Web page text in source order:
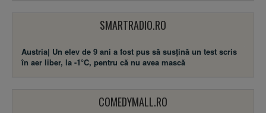
SMARTRADIO.RO
Austria| Un elev de 9 ani a fost pus să susţină un test scris
în aer liber, la -1°C, pentru că nu avea mască
COMEDYMALL.RO